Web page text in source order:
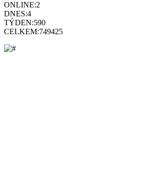
ONLINE:2
DNES:4
TÝDEN:590
CELKEM:749425